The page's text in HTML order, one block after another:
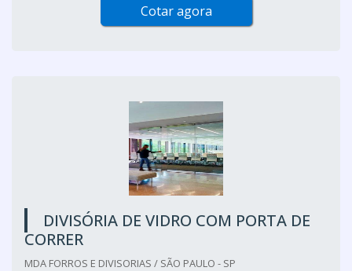
Cotar agora
DIVISÓRIA DE VIDRO COM PORTA DE
CORRER
MDA FORROS E DIVISORIAS / SÃO PAULO - SP